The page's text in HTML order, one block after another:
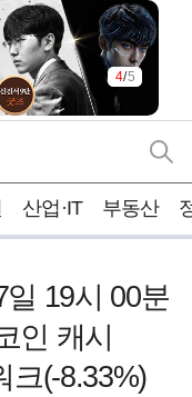
4/5
산업·IT 부동산
19시 00분
인 캐시
크(-8.33%)